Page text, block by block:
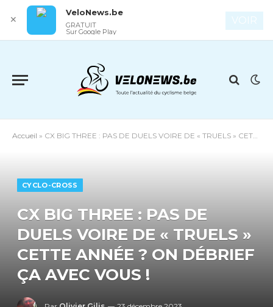
Accueil » CX BIG THREE : PAS DE DUELS VOIRE DE « TRUELS » CETTE ANNÉE ? ON DÉBRIEF ÇA AVEC VOUS !
CYCLO-CROSS
CX BIG THREE : PAS DE
DUELS VOIRE DE « TRUELS »
CETTE ANNÉE ? ON DÉBRIEF
ÇA AVEC VOUS !
✕
VeloNews.be
GRATUIT
Sur Google Play
VOIR